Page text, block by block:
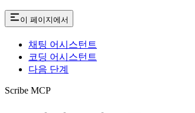
이 페이지에서
채팅 어시스턴트
코딩 어시스턴트
다음 단계
Scribe MCP